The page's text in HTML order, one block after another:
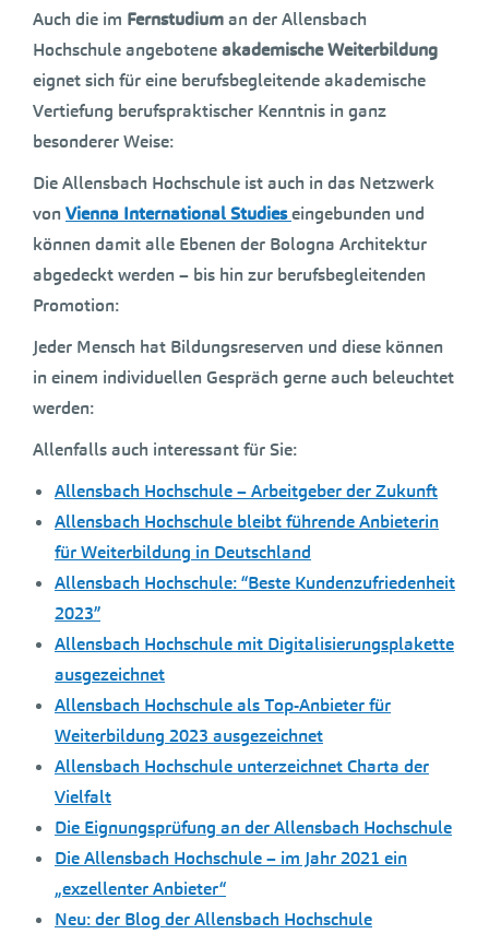
Auch die im Fernstudiuman der Allensbach
Hochschule angeboteneakademische Weiterbildung
eignet sich für eine berufsbegleitende akademische
Vertiefung berufspraktischer Kenntnis in ganz
besonderer Weise:
Die Allensbach Hochschule ist auch in das Netzwerk
von Vienna International Studieseingebunden und
können damit alle Ebenen der Bologna Architektur
abgedeckt werden – bis hin zur berufsbegleitenden
Promotion:
Jeder Mensch hat Bildungsreserven und diese können
in einem individuellen Gespräch gerne auch beleuchtet
werden:
Allenfalls auch interessant für Sie:
Allensbach Hochschule – Arbeitgeber der Zukunft
Allensbach Hochschule bleibt führende Anbieterin
für Weiterbildung in Deutschland
Allensbach Hochschule: “Beste Kundenzufriedenheit
2023”
Allensbach Hochschule mit Digitalisierungsplakette
ausgezeichnet
Allensbach Hochschule als Top-Anbieter für
Weiterbildung 2023 ausgezeichnet
Allensbach Hochschule unterzeichnet Charta der
Vielfalt
Die Eignungsprüfung an der Allensbach Hochschule
Die Allensbach Hochschule – im Jahr 2021 ein
„exzellenter Anbieter“
Neu: der Blog der Allensbach Hochschule